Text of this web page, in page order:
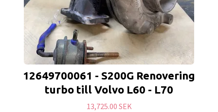
12649700061 - S200G Renovering
turbo till Volvo L60 - L70
13,725.00 SEK